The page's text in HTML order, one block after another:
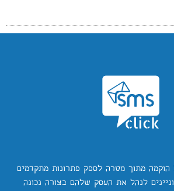
חברת SMSCLICK הוקמה מתוך מטרה לספק פתרונות מתקדמים
לנהל את העסק שלהם בצורה נכונה